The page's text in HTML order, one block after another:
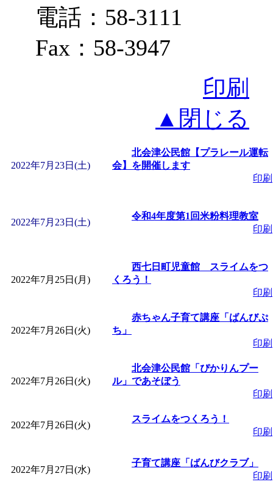
電話：58-3111
Fax：58-3947
印刷
▲閉じる
2022年7月23日(土)
北会津公民館【プラレール運転
会】を開催します
印刷
2022年7月23日(土)
令和4年度第1回米粉料理教室
印刷
2022年7月25日(月)
西七日町児童館 スライムをつ
くろう！
印刷
2022年7月26日(火)
赤ちゃん子育て講座「ばんびぷ
ち」
印刷
2022年7月26日(火)
北会津公民館「ぴかりんプー
ル」であそぼう
印刷
2022年7月26日(火)
スライムをつくろう！
印刷
2022年7月27日(水)
子育て講座「ばんびクラブ」
印刷